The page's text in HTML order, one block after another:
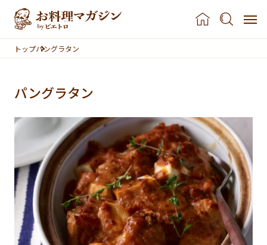
本文へスキップ
トップパングラタン
パングラタン